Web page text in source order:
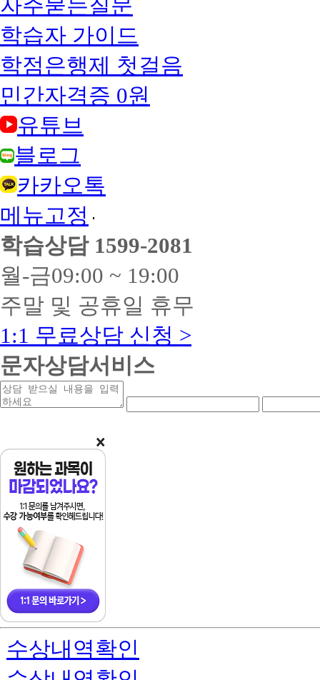
자주묻는질문
학습자 가이드
학점은행제 첫걸음
민간자격증 0원
유튜브
블로그
카카오톡
메뉴고정
학습상담 1599-2081
월-금09:00 ~ 19:00
주말 및 공휴일 휴무
1:1 무료상담 신청 >
문자상담서비스
상
담
용
락
처
락
처
수상내역확인